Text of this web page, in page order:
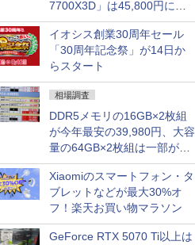
7700X3D」は45,800円に急
落し「Ryzen 7 7800X3D」
との価格逆転解消 [8月前半の
CPU価格]
イオシス創業30周年セール
「30周年記念祭」が14日か
らスタート
相場調査
DDR5メモリの16GB×2枚組
が今年最安の39,980円、大容
量の64GB×2枚組は一部が続
騰 [8月前半のメモリ価格]
Xiaomiのスマートフォン・タ
ブレットなどが最大30%オ
フ！楽天お買い物マラソン
GeForce RTX 5070 Ti以上は